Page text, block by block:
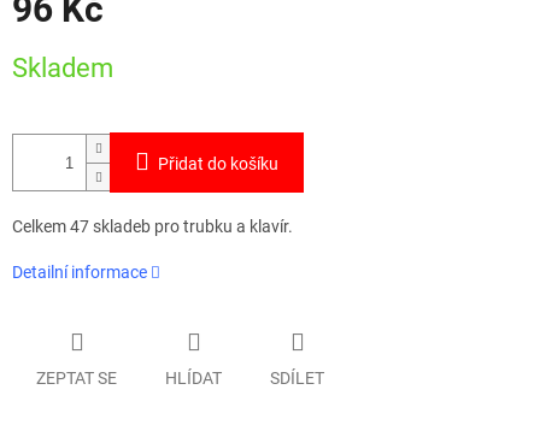
96 Kč
cena:
Skladem
Přidat do košíku
Celkem 47 skladeb pro trubku a klavír.
Detailní informace
ZEPTAT SE HLÍDAT SDÍLET